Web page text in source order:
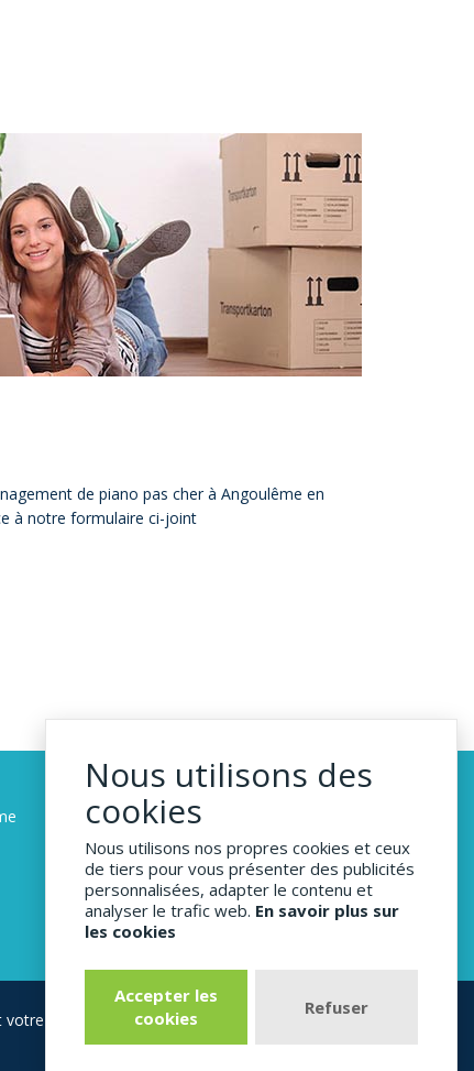
de piano pas cher à Angoulême en
à notre formulaire ci-joint
1-demenagement-
pas-cher.com
Angoulême
demande de devis déménagement sur 1-
Nous utilisons des
cookies
Nous utilisons nos propres cookies et ceux
de tiers pour vous présenter des publicités
personnalisées, adapter le contenu et
analyser le trafic web. En savoir plus sur
les cookies
Accepter les
cookies
Refuser